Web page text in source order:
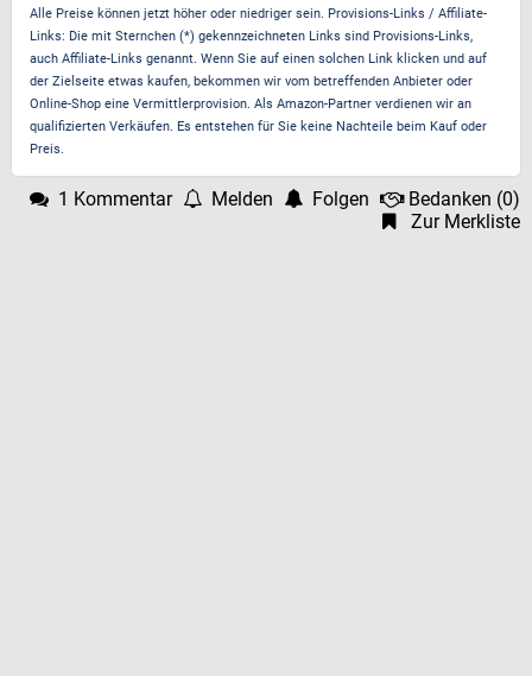
Alle Preise können jetzt höher oder niedriger sein. Provisions-Links / Affiliate-
Links: Die mit Sternchen (*) gekennzeichneten Links sind Provisions-Links,
auch Affiliate-Links genannt. Wenn Sie auf einen solchen Link klicken und auf
der Zielseite etwas kaufen, bekommen wir vom betreffenden Anbieter oder
Online-Shop eine Vermittlerprovision. Als Amazon-Partner verdienen wir an
qualifizierten Verkäufen. Es entstehen für Sie keine Nachteile beim Kauf oder
Preis.
1 Kommentar Melden Folgen Bedanken (0)
Zur Merkliste